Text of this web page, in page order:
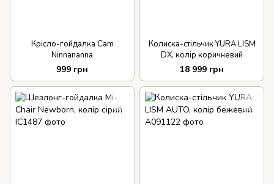
Крісло-гойдалка Cam
Ninnananna
999 грн
Колиска-стільчик YURA LISM
DX, колір коричневий
18 999 грн